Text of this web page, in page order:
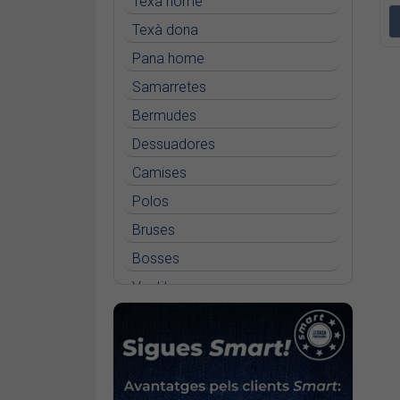
Dockers Smart 360 flex
Skinny
Texà dona
Pana home
Samarretes
Bermudes
Dessuadores
Camises
Polos
Bruses
Bosses
Vestits
Jerseis
Jaquetes